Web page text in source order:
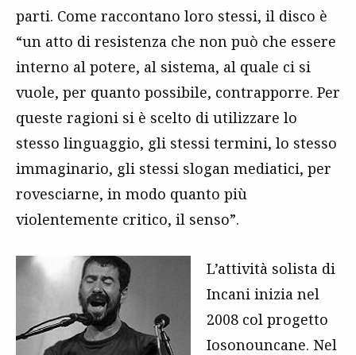
parti. Come raccontano loro stessi, il disco è
“un atto di resistenza che non può che essere
interno al potere, al sistema, al quale ci si
vuole, per quanto possibile, contrapporre. Per
queste ragioni si è scelto di utilizzare lo
stesso linguaggio, gli stessi termini, lo stesso
immaginario, gli stessi slogan mediatici, per
rovesciarne, in modo quanto più
violentemente critico, il senso”.
L’attività solista di
Incani inizia nel
2008 col progetto
Iosonouncane. Nel